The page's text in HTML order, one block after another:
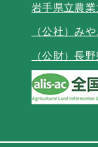
岩手県立農業
（公社）み
（公財）長